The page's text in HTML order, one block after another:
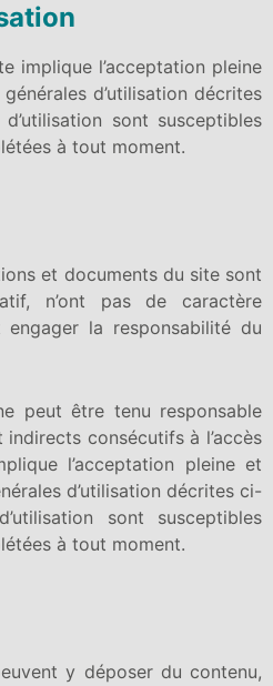
implique l’acceptation pleine
d’utilisation décrites
sont susceptibles
à tout moment.
et documents du site sont
n’ont pas de caractère
la responsabilité du
peut être tenu responsable
consécutifs à l’accès
l’acceptation pleine et
d’utilisation décrites ci-
sont susceptibles
à tout moment.
y déposer du contenu,